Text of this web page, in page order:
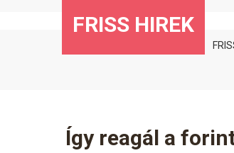
FRISS HIREK
Így reagál a